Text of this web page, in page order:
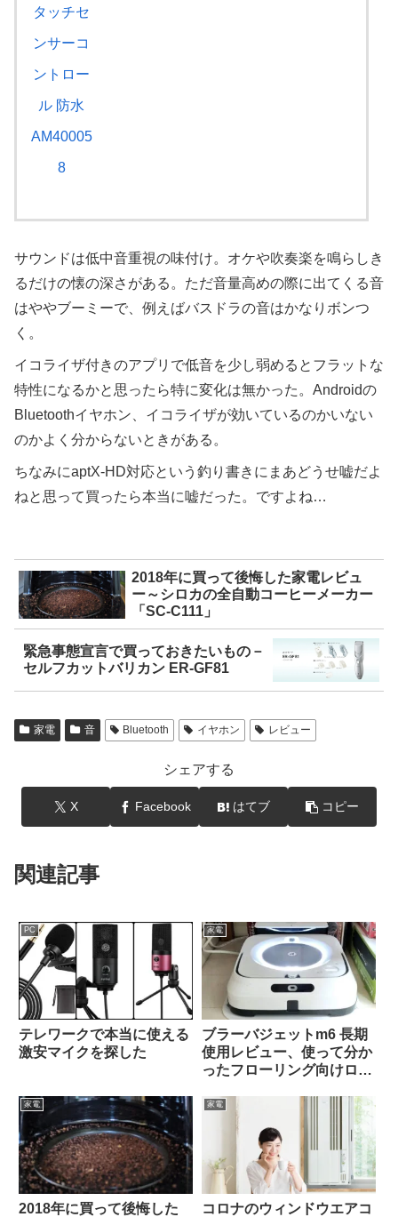
サウンドは低中音重視の味付け。オケや吹奏楽を鳴らしき
るだけの懐の深さがある。ただ音量高めの際に出てくる音
はややブーミーで、例えばバスドラの音はかなりボンつ
く。
イコライザ付きのアプリで低音を少し弱めるとフラットな
特性になるかと思ったら特に変化は無かった。Androidの
Bluetoothイヤホン、イコライザが効いているのかいない
のかよく分からないときがある。
ちなみにaptX-HD対応という釣り書きにまあどうせ嘘だよ
ねと思って買ったら本当に嘘だった。ですよね…
2018年に買って後悔した家電レビュ
ー～シロカの全自動コーヒーメーカー
「SC-C111」
緊急事態宣言で買っておきたいもの－
セルフカットバリカン ER-GF81
家電 音 Bluetooth イヤホン レビュー
シェアする
X Facebook はてブ コピー
関連記事
PC
テレワークで本当に使える
激安マイクを探した
家電
ブラーバジェットm6 長期
使用レビュー、使って分か
ったフローリング向けロボ
は
家電
2018年に買って後悔した
家電
コロナのウィンドウエアコ